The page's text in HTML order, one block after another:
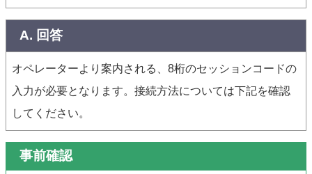
A. 回答
オペレーターより案内される、8桁のセッションコードの
入力が必要となります。接続方法については下記を確認
してください。
事前確認